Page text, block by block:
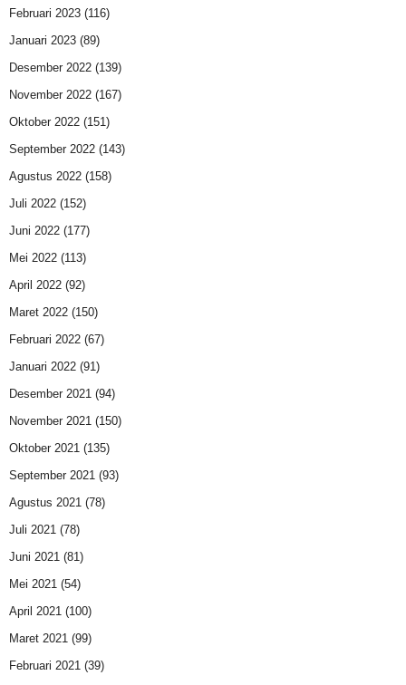
Februari 2023 (116)
Januari 2023 (89)
Desember 2022 (139)
November 2022 (167)
Oktober 2022 (151)
September 2022 (143)
Agustus 2022 (158)
Juli 2022 (152)
Juni 2022 (177)
Mei 2022 (113)
April 2022 (92)
Maret 2022 (150)
Februari 2022 (67)
Januari 2022 (91)
Desember 2021 (94)
November 2021 (150)
Oktober 2021 (135)
September 2021 (93)
Agustus 2021 (78)
Juli 2021 (78)
Juni 2021 (81)
Mei 2021 (54)
April 2021 (100)
Maret 2021 (99)
Februari 2021 (39)